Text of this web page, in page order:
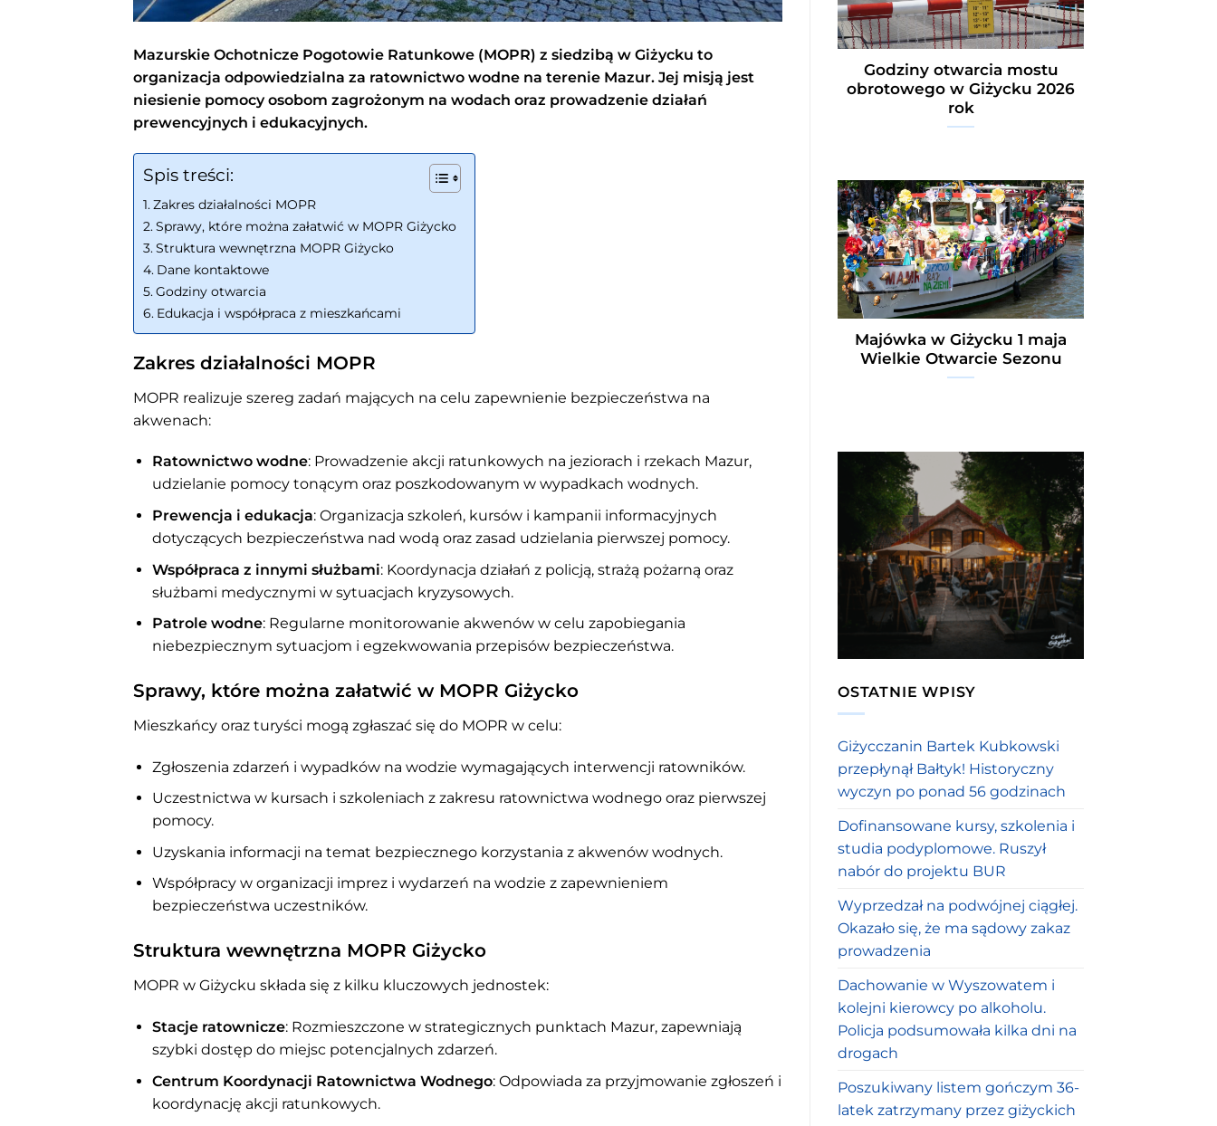
Mazurskie Ochotnicze Pogotowie Ratunkowe (MOPR) z siedzibą w Giżycku to
organizacja odpowiedzialna za ratownictwo wodne na terenie Mazur. Jej misją jest
niesienie pomocy osobom zagrożonym na wodach oraz prowadzenie działań
prewencyjnych i edukacyjnych.
Spis treści:
Zakres działalności MOPR
Sprawy, które można załatwić w MOPR Giżycko
Struktura wewnętrzna MOPR Giżycko
Dane kontaktowe
Godziny otwarcia
Edukacja i współpraca z mieszkańcami
Zakres działalności MOPR
MOPR realizuje szereg zadań mających na celu zapewnienie bezpieczeństwa na
akwenach:
Ratownictwo wodne: Prowadzenie akcji ratunkowych na jeziorach i rzekach Mazur,
udzielanie pomocy tonącym oraz poszkodowanym w wypadkach wodnych.
Prewencja i edukacja: Organizacja szkoleń, kursów i kampanii informacyjnych
dotyczących bezpieczeństwa nad wodą oraz zasad udzielania pierwszej pomocy.
Współpraca z innymi służbami: Koordynacja działań z policją, strażą pożarną oraz
służbami medycznymi w sytuacjach kryzysowych.
Patrole wodne: Regularne monitorowanie akwenów w celu zapobiegania
niebezpiecznym sytuacjom i egzekwowania przepisów bezpieczeństwa.
Sprawy, które można załatwić w MOPR Giżycko
Mieszkańcy oraz turyści mogą zgłaszać się do MOPR w celu:
Zgłoszenia zdarzeń i wypadków na wodzie wymagających interwencji ratowników.
Uczestnictwa w kursach i szkoleniach z zakresu ratownictwa wodnego oraz pierwszej
pomocy.
Uzyskania informacji na temat bezpiecznego korzystania z akwenów wodnych.
Współpracy w organizacji imprez i wydarzeń na wodzie z zapewnieniem
bezpieczeństwa uczestników.
Struktura wewnętrzna MOPR Giżycko
MOPR w Giżycku składa się z kilku kluczowych jednostek:
Stacje ratownicze: Rozmieszczone w strategicznych punktach Mazur, zapewniają
szybki dostęp do miejsc potencjalnych zdarzeń.
Centrum Koordynacji Ratownictwa Wodnego: Odpowiada za przyjmowanie zgłoszeń i
koordynację akcji ratunkowych.
Godziny otwarcia mostu
obrotowego w Giżycku 2026
rok
Majówka w Giżycku 1 maja
Wielkie Otwarcie Sezonu
OSTATNIE WPISY
Giżycczanin Bartek Kubkowski
przepłynął Bałtyk! Historyczny
wyczyn po ponad 56 godzinach
Dofinansowane kursy, szkolenia i
studia podyplomowe. Ruszył
nabór do projektu BUR
Wyprzedzał na podwójnej ciągłej.
Okazało się, że ma sądowy zakaz
prowadzenia
Dachowanie w Wyszowatem i
kolejni kierowcy po alkoholu.
Policja podsumowała kilka dni na
drogach
Poszukiwany listem gończym 36-
latek zatrzymany przez giżyckich